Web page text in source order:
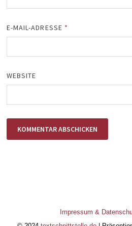
E-MAIL-ADRESSE *
WEBSITE
Impressum &